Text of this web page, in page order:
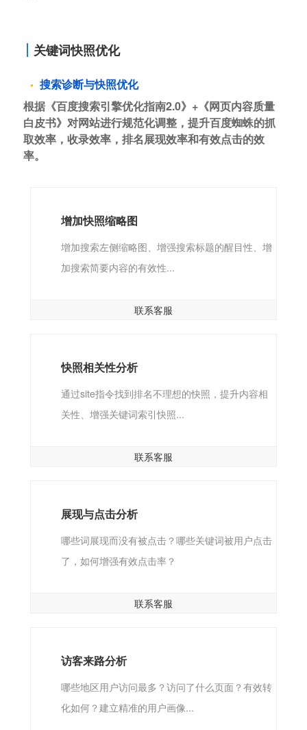
关键词快照优化
搜索诊断与快照优化
根据《百度搜索引擎优化指南2.0》+《网页内容质量
白皮书》对网站进行规范化调整，提升百度蜘蛛的抓
取效率，收录效率，排名展现效率和有效点击的效
率。
增加快照缩略图
增加搜索左侧缩略图、增强搜索标题的醒目性、增
加搜索简要内容的有效性...
联系客服
快照相关性分析
通过site指令找到排名不理想的快照，提升内容相
关性、增强关键词索引快照...
联系客服
展现与点击分析
哪些词展现而没有被点击？哪些关键词被用户点击
了，如何增强有效点击率？
联系客服
访客来路分析
哪些地区用户访问最多？访问了什么页面？有效转
化如何？建立精准的用户画像...